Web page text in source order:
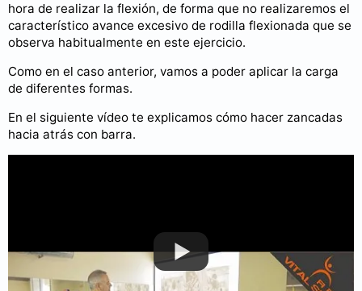
hora de realizar la flexión, de forma que no realizaremos el
característico avance excesivo de rodilla flexionada que se
observa habitualmente en este ejercicio.
Como en el caso anterior, vamos a poder aplicar la carga
de diferentes formas.
En el siguiente vídeo te explicamos cómo hacer zancadas
hacia atrás con barra.